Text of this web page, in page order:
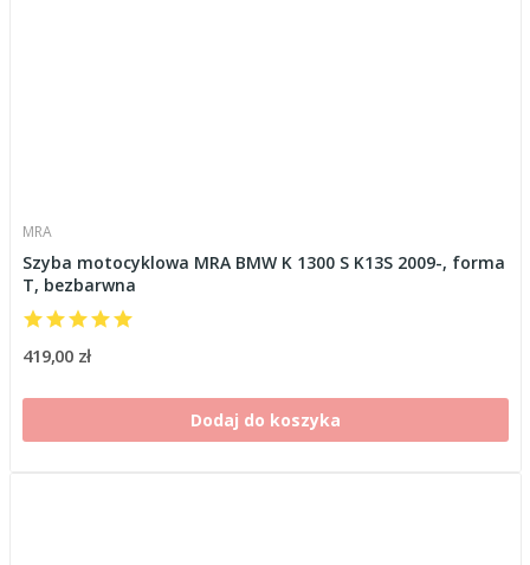
MRA
Szyba motocyklowa MRA BMW K 1300 S K13S 2009-, forma
T, bezbarwna
419,00 zł
Dodaj do koszyka